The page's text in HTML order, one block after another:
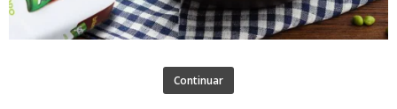
Continuar